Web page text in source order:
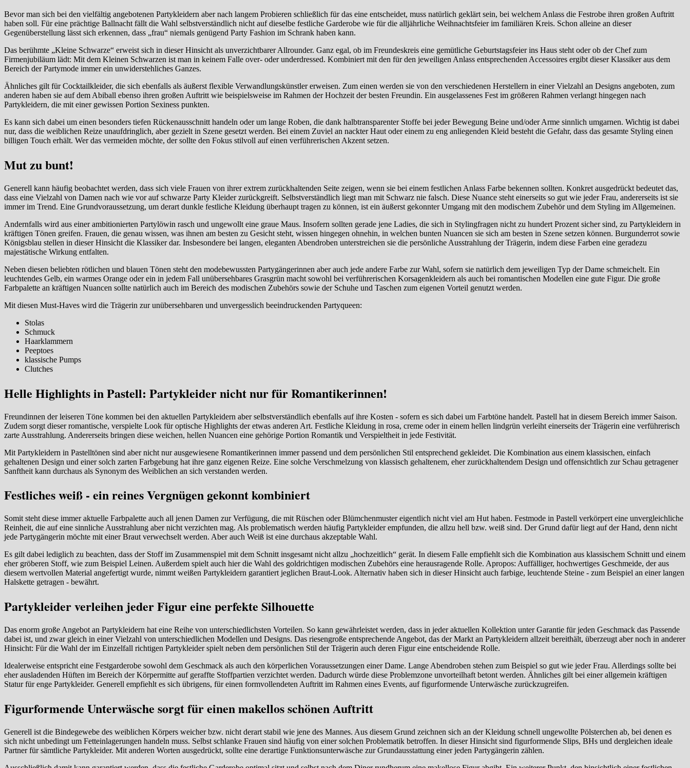
Bevor man sich bei den vielfältig angebotenen Partykleidern aber nach langem Probieren schließlich für das eine entscheidet, muss natürlich geklärt sein, bei welchem Anlass die Festrobe ihren großen Auftritt
haben soll. Für eine prächtige Ballnacht fällt die Wahl selbstverständlich nicht auf dieselbe festliche Garderobe wie für die alljährliche Weihnachtsfeier im familiären Kreis. Schon alleine an dieser
Gegenüberstellung lässt sich erkennen, dass „frau“ niemals genügend Party Fashion im Schrank haben kann.
Das berühmte „Kleine Schwarze“ erweist sich in dieser Hinsicht als unverzichtbarer Allrounder. Ganz egal, ob im Freundeskreis eine gemütliche Geburtstagsfeier ins Haus steht oder ob der Chef zum
Firmenjubiläum lädt: Mit dem Kleinen Schwarzen ist man in keinem Falle over- oder underdressed. Kombiniert mit den für den jeweiligen Anlass entsprechenden Accessoires ergibt dieser Klassiker aus dem
Bereich der Partymode immer ein unwiderstehliches Ganzes.
Ähnliches gilt für Cocktailkleider, die sich ebenfalls als äußerst flexible Verwandlungskünstler erweisen. Zum einen werden sie von den verschiedenen Herstellern in einer Vielzahl an Designs angeboten, zum
anderen haben sie auf dem Abiball ebenso ihren großen Auftritt wie beispielsweise im Rahmen der Hochzeit der besten Freundin. Ein ausgelassenes Fest im größeren Rahmen verlangt hingegen nach
Partykleidern, die mit einer gewissen Portion Sexiness punkten.
Es kann sich dabei um einen besonders tiefen Rückenausschnitt handeln oder um lange Roben, die dank halbtransparenter Stoffe bei jeder Bewegung Beine und/oder Arme sinnlich umgarnen. Wichtig ist dabei
nur, dass die weiblichen Reize unaufdringlich, aber gezielt in Szene gesetzt werden. Bei einem Zuviel an nackter Haut oder einem zu eng anliegenden Kleid besteht die Gefahr, dass das gesamte Styling einen
billigen Touch erhält. Wer das vermeiden möchte, der sollte den Fokus stilvoll auf einen verführerischen Akzent setzen.
Mut zu bunt!
Generell kann häufig beobachtet werden, dass sich viele Frauen von ihrer extrem zurückhaltenden Seite zeigen, wenn sie bei einem festlichen Anlass Farbe bekennen sollten. Konkret ausgedrückt bedeutet das,
dass eine Vielzahl von Damen nach wie vor auf schwarze Party Kleider zurückgreift. Selbstverständlich liegt man mit Schwarz nie falsch. Diese Nuance steht einerseits so gut wie jeder Frau, andererseits ist sie
immer im Trend. Eine Grundvoraussetzung, um derart dunkle festliche Kleidung überhaupt tragen zu können, ist ein äußerst gekonnter Umgang mit den modischem Zubehör und dem Styling im Allgemeinen.
Andernfalls wird aus einer ambitionierten Partylöwin rasch und ungewollt eine graue Maus. Insofern sollten gerade jene Ladies, die sich in Stylingfragen nicht zu hundert Prozent sicher sind, zu Partykleidern in
kräftigen Tönen greifen. Frauen, die genau wissen, was ihnen am besten zu Gesicht steht, wissen hingegen ohnehin, in welchen bunten Nuancen sie sich am besten in Szene setzen können. Burgunderrot sowie
Königsblau stellen in dieser Hinsicht die Klassiker dar. Insbesondere bei langen, eleganten Abendroben unterstreichen sie die persönliche Ausstrahlung der Trägerin, indem diese Farben eine geradezu
majestätische Wirkung entfalten.
Neben diesen beliebten rötlichen und blauen Tönen steht den modebewussten Partygängerinnen aber auch jede andere Farbe zur Wahl, sofern sie natürlich dem jeweiligen Typ der Dame schmeichelt. Ein
leuchtendes Gelb, ein warmes Orange oder ein in jedem Fall unübersehbares Grasgrün macht sowohl bei verführerischen Korsagenkleidern als auch bei romantischen Modellen eine gute Figur. Die große
Farbpalette an kräftigen Nuancen sollte natürlich auch im Bereich des modischen Zubehörs sowie der Schuhe und Taschen zum eigenen Vorteil genutzt werden.
Mit diesen Must-Haves wird die Trägerin zur unübersehbaren und unvergesslich beeindruckenden Partyqueen:
Stolas
Schmuck
Haarklammern
Peeptoes
klassische Pumps
Clutches
Helle Highlights in Pastell: Partykleider nicht nur für Romantikerinnen!
Freundinnen der leiseren Töne kommen bei den aktuellen Partykleidern aber selbstverständlich ebenfalls auf ihre Kosten - sofern es sich dabei um Farbtöne handelt. Pastell hat in diesem Bereich immer Saison.
Zudem sorgt dieser romantische, verspielte Look für optische Highlights der etwas anderen Art. Festliche Kleidung in rosa, creme oder in einem hellen lindgrün verleiht einerseits der Trägerin eine verführerisch
zarte Ausstrahlung. Andererseits bringen diese weichen, hellen Nuancen eine gehörige Portion Romantik und Verspieltheit in jede Festivität.
Mit Partykleidern in Pastelltönen sind aber nicht nur ausgewiesene Romantikerinnen immer passend und dem persönlichen Stil entsprechend gekleidet. Die Kombination aus einem klassischen, einfach
gehaltenen Design und einer solch zarten Farbgebung hat ihre ganz eigenen Reize. Eine solche Verschmelzung von klassisch gehaltenem, eher zurückhaltendem Design und offensichtlich zur Schau getragener
Sanftheit kann durchaus als Synonym des Weiblichen an sich verstanden werden.
Festliches weiß - ein reines Vergnügen gekonnt kombiniert
Somit steht diese immer aktuelle Farbpalette auch all jenen Damen zur Verfügung, die mit Rüschen oder Blümchenmuster eigentlich nicht viel am Hut haben. Festmode in Pastell verkörpert eine unvergleichliche
Reinheit, die auf eine sinnliche Ausstrahlung aber nicht verzichten mag. Als problematisch werden häufig Partykleider empfunden, die allzu hell bzw. weiß sind. Der Grund dafür liegt auf der Hand, denn nicht
jede Partygängerin möchte mit einer Braut verwechselt werden. Aber auch Weiß ist eine durchaus akzeptable Wahl.
Es gilt dabei lediglich zu beachten, dass der Stoff im Zusammenspiel mit dem Schnitt insgesamt nicht allzu „hochzeitlich“ gerät. In diesem Falle empfiehlt sich die Kombination aus klassischem Schnitt und einem
eher gröberen Stoff, wie zum Beispiel Leinen. Außerdem spielt auch hier die Wahl des goldrichtigen modischen Zubehörs eine herausragende Rolle. Apropos: Auffälliger, hochwertiges Geschmeide, der aus
diesem wertvollen Material angefertigt wurde, nimmt weißen Partykleidern garantiert jeglichen Braut-Look. Alternativ haben sich in dieser Hinsicht auch farbige, leuchtende Steine - zum Beispiel an einer langen
Halskette getragen - bewährt.
Partykleider verleihen jeder Figur eine perfekte Silhouette
Das enorm große Angebot an Partykleidern hat eine Reihe von unterschiedlichsten Vorteilen. So kann gewährleistet werden, dass in jeder aktuellen Kollektion unter Garantie für jeden Geschmack das Passende
dabei ist, und zwar gleich in einer Vielzahl von unterschiedlichen Modellen und Designs. Das riesengroße entsprechende Angebot, das der Markt an Partykleidern allzeit bereithält, überzeugt aber noch in anderer
Hinsicht: Für die Wahl der im Einzelfall richtigen Partykleider spielt neben dem persönlichen Stil der Trägerin auch deren Figur eine entscheidende Rolle.
Idealerweise entspricht eine Festgarderobe sowohl dem Geschmack als auch den körperlichen Voraussetzungen einer Dame. Lange Abendroben stehen zum Beispiel so gut wie jeder Frau. Allerdings sollte bei
eher ausladenden Hüften im Bereich der Körpermitte auf geraffte Stoffpartien verzichtet werden. Dadurch würde diese Problemzone unvorteilhaft betont werden. Ähnliches gilt bei einer allgemein kräftigen
Statur für enge Partykleider. Generell empfiehlt es sich übrigens, für einen formvollendeten Auftritt im Rahmen eines Events, auf figurformende Unterwäsche zurückzugreifen.
Figurformende Unterwäsche sorgt für einen makellos schönen Auftritt
Generell ist die Bindegewebe des weiblichen Körpers weicher bzw. nicht derart stabil wie jene des Mannes. Aus diesem Grund zeichnen sich an der Kleidung schnell ungewollte Pölsterchen ab, bei denen es
sich nicht unbedingt um Fetteinlagerungen handeln muss. Selbst schlanke Frauen sind häufig von einer solchen Problematik betroffen. In dieser Hinsicht sind figurformende Slips, BHs und dergleichen ideale
Partner für sämtliche Partykleider. Mit anderen Worten ausgedrückt, sollte eine derartige Funktionsunterwäsche zur Grundausstattung einer jeden Partygängerin zählen.